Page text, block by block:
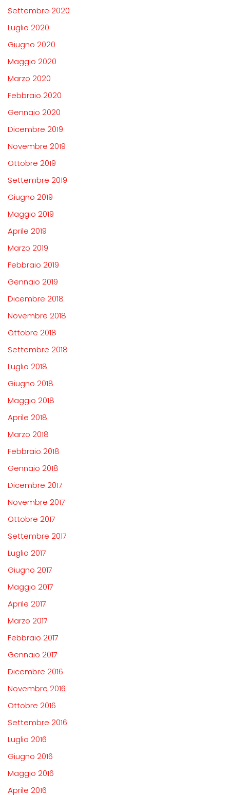
Settembre 2020
Luglio 2020
Giugno 2020
Maggio 2020
Marzo 2020
Febbraio 2020
Gennaio 2020
Dicembre 2019
Novembre 2019
Ottobre 2019
Settembre 2019
Giugno 2019
Maggio 2019
Aprile 2019
Marzo 2019
Febbraio 2019
Gennaio 2019
Dicembre 2018
Novembre 2018
Ottobre 2018
Settembre 2018
Luglio 2018
Giugno 2018
Maggio 2018
Aprile 2018
Marzo 2018
Febbraio 2018
Gennaio 2018
Dicembre 2017
Novembre 2017
Ottobre 2017
Settembre 2017
Luglio 2017
Giugno 2017
Maggio 2017
Aprile 2017
Marzo 2017
Febbraio 2017
Gennaio 2017
Dicembre 2016
Novembre 2016
Ottobre 2016
Settembre 2016
Luglio 2016
Giugno 2016
Maggio 2016
Aprile 2016